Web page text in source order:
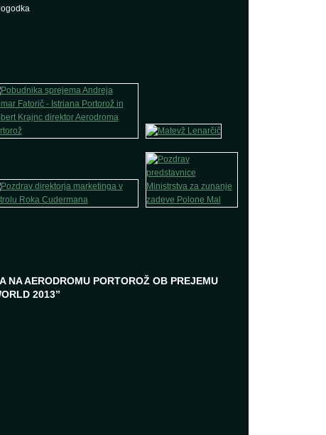
NA AERODROMU PORTOROŽ OB PREJEMU
2013”